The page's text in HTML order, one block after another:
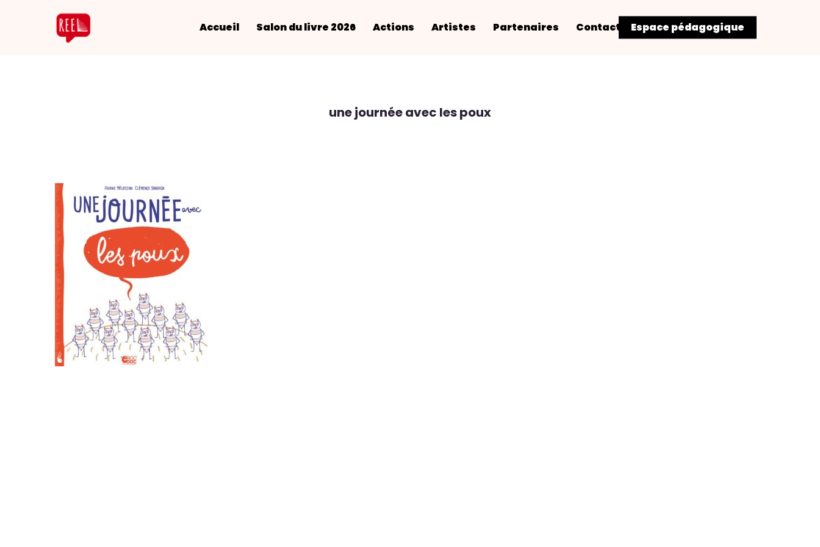
Accueil Salon du livre 2026 Actions Artistes Partenaires Contact Espace pédagogique
une journée avec les poux